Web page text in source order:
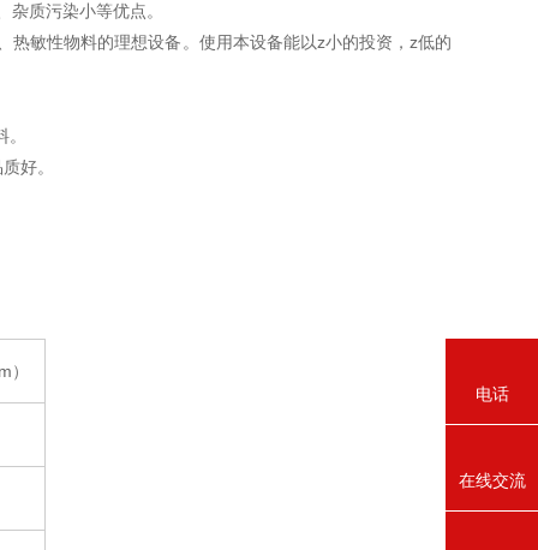
质污染小等优点。
敏性物料的理想设备。使用本设备能以z小的投资，z低的
好。
）
电话
在线交流